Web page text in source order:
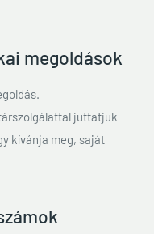
megoldások
juttatjuk
kívánja meg, saját